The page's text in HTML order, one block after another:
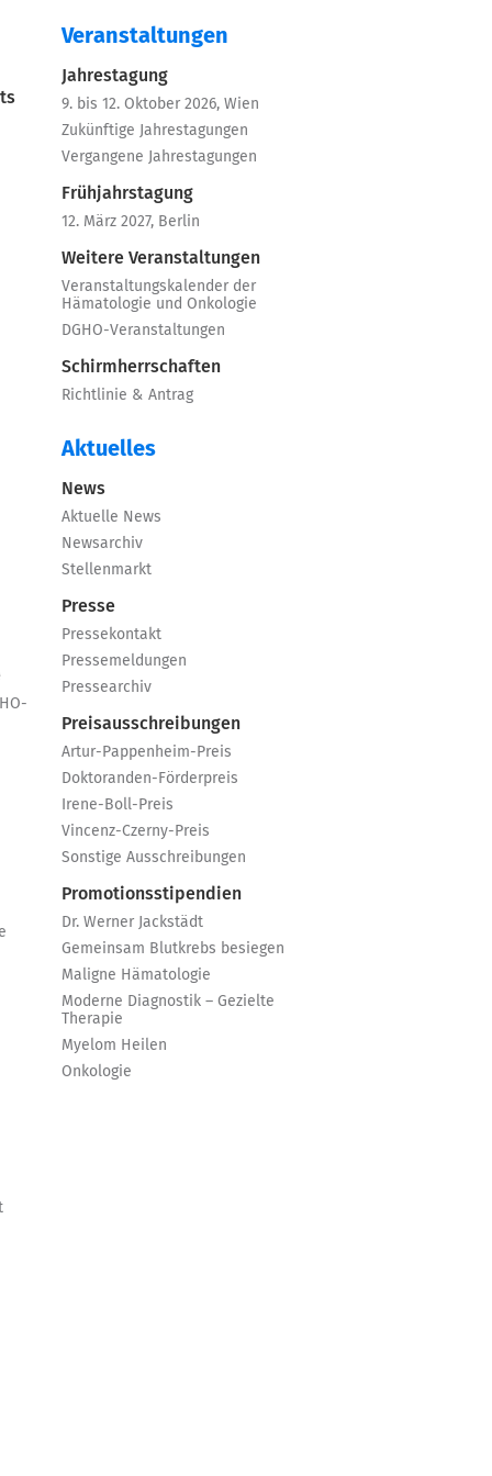
Veranstaltungen
Jahrestagung
9. bis 12. Oktober 2026, Wien
Zukünftige Jahrestagungen
Vergangene Jahrestagungen
Frühjahrstagung
12. März 2027, Berlin
Weitere Veranstaltungen
Veranstaltungskalender der
Hämatologie und Onkologie
DGHO-Veranstaltungen
Schirmherrschaften
Richtlinie & Antrag
Aktuelles
News
Aktuelle News
Newsarchiv
Stellenmarkt
Presse
Pressekontakt
Pressemeldungen
Pressearchiv
Preisausschreibungen
Artur-Pappenheim-Preis
Doktoranden-Förderpreis
Irene-Boll-Preis
Vincenz-Czerny-Preis
Sonstige Ausschreibungen
Promotionsstipendien
Dr. Werner Jackstädt
Gemeinsam Blutkrebs besiegen
Maligne Hämatologie
Moderne Diagnostik – Gezielte
Therapie
Myelom Heilen
Onkologie